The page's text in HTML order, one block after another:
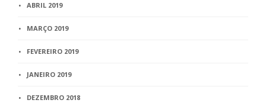
ABRIL 2019
MARÇO 2019
FEVEREIRO 2019
JANEIRO 2019
DEZEMBRO 2018